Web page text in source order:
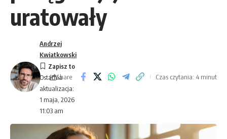
uratowały
Ostatnia
aktualizacja:
1 maja, 2026
11:03 am
Andrzej
Kwiatkowski
Share Czas czytania: 4 minut